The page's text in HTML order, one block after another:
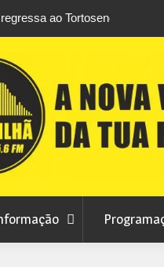
a 14 de
para